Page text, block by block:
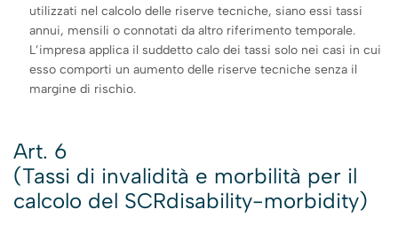
utilizzati nel calcolo delle riserve tecniche, siano essi tassi
annui, mensili o connotati da altro riferimento temporale.
L’impresa applica il suddetto calo dei tassi solo nei casi in cui
esso comporti un aumento delle riserve tecniche senza il
margine di rischio.
Art. 6
(Tassi di invalidità e morbilità per il
calcolo del SCRdisability-morbidity)